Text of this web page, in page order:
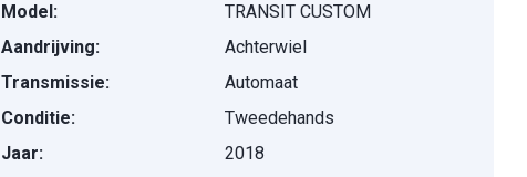
Model:
TRANSIT CUSTOM
Aandrijving:
Achterwiel
Transmissie:
Automaat
Conditie:
Tweedehands
Jaar:
2018